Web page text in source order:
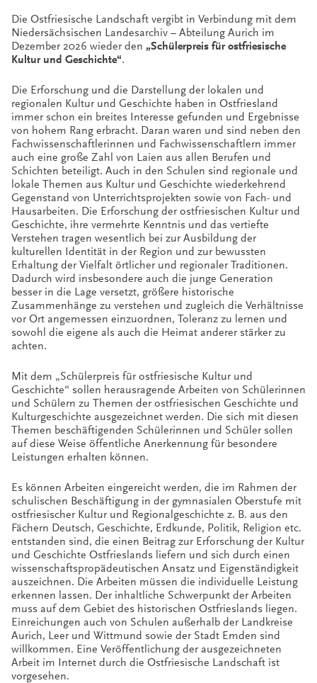
Die Ostfriesische Landschaft vergibt in Verbindung mit dem
Niedersächsischen Landesarchiv – Abteilung Aurich im
Dezember 2026 wieder den „Schülerpreis für ostfriesische
Kultur und Geschichte“.
Die Erforschung und die Darstellung der lokalen und
regionalen Kultur und Geschichte haben in Ostfriesland
immer schon ein breites Interesse gefunden und Ergebnisse
von hohem Rang erbracht. Daran waren und sind neben den
Fachwissenschaftlerinnen und Fachwissenschaftlern immer
auch eine große Zahl von Laien aus allen Berufen und
Schichten beteiligt. Auch in den Schulen sind regionale und
lokale Themen aus Kultur und Geschichte wiederkehrend
Gegenstand von Unterrichtsprojekten sowie von Fach- und
Hausarbeiten. Die Erforschung der ostfriesischen Kultur und
Geschichte, ihre vermehrte Kenntnis und das vertiefte
Verstehen tragen wesentlich bei zur Ausbildung der
kulturellen Identität in der Region und zur bewussten
Erhaltung der Vielfalt örtlicher und regionaler Traditionen.
Dadurch wird insbesondere auch die junge Generation
besser in die Lage versetzt, größere historische
Zusammenhänge zu verstehen und zugleich die Verhältnisse
vor Ort angemessen einzuordnen, Toleranz zu lernen und
sowohl die eigene als auch die Heimat anderer stärker zu
achten.
Mit dem „Schülerpreis für ostfriesische Kultur und
Geschichte“ sollen herausragende Arbeiten von Schülerinnen
und Schülern zu Themen der ostfriesischen Geschichte und
Kulturgeschichte ausgezeichnet werden. Die sich mit diesen
Themen beschäftigenden Schülerinnen und Schüler sollen
auf diese Weise öffentliche Anerkennung für besondere
Leistungen erhalten können.
Es können Arbeiten eingereicht werden, die im Rahmen der
schulischen Beschäftigung in der gymnasialen Oberstufe mit
ostfriesischer Kultur und Regionalgeschichte z. B. aus den
Fächern Deutsch, Geschichte, Erdkunde, Politik, Religion etc.
entstanden sind, die einen Beitrag zur Erforschung der Kultur
und Geschichte Ostfrieslands liefern und sich durch einen
wissenschaftspropädeutischen Ansatz und Eigenständigkeit
auszeichnen. Die Arbeiten müssen die individuelle Leistung
erkennen lassen. Der inhaltliche Schwerpunkt der Arbeiten
muss auf dem Gebiet des historischen Ostfrieslands liegen.
Einreichungen auch von Schulen außerhalb der Landkreise
Aurich, Leer und Wittmund sowie der Stadt Emden sind
willkommen. Eine Veröffentlichung der ausgezeichneten
Arbeit im Internet durch die Ostfriesische Landschaft ist
vorgesehen.